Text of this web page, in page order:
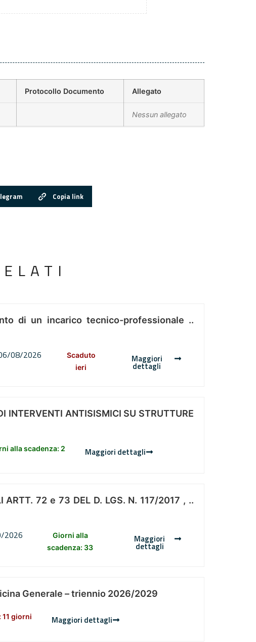
Protocollo Documento Allegato
Nessun allegato
Copia link
di un incarico tecnico-professionale ..
08/2026
Scaduto
ieri
Maggiori
dettagli
INTERVENTI ANTISISMICI SU STRUTTURE
alla scadenza: 2 Maggiori dettagli
ARTT. 72 e 73 DEL D. LGS. N. 117/2017 , ..
2026
Giorni alla
scadenza: 33
Maggiori
dettagli
Generale – triennio 2026/2029
11 giorni Maggiori dettagli